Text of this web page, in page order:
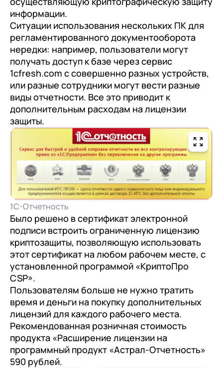
информации.
Ситуации использования нескольких ПК для
регламентированного документооборота
нередки: например, пользователи могут
получать доступ к базе через сервис
1cfresh.com с совершенно разных устройств,
или разные сотрудники могут вести разные
виды отчетности. Все это приводит к
дополнительным расходам на лицензии
защиты.
1С-Отчетность
Было решено в сертификат электронной
подписи встроить ограниченную лицензию
криптозащиты, позволяющую использовать
этот сертификат на любом рабочем месте, с
установленной программой «КриптоПро
CSP».
Пользователям больше не нужно тратить
время и деньги на покупку дополнительных
лицензий для каждого рабочего места.
Рекомендованная розничная стоимость
продукта «Расширение лицензии на
программный продукт «Астрал-Отчетность»
590 рублей.
Переход с Terrasoft CRM на 1С:CRM или
1С-Битрикс 24
документооборот (КЭДО)
1С:Кабинет сотрудника
Внутренний документооборот (СЭД)
1С:Документооборот 8
Управление финансами (FRP)
1С:Управление холдингом
WA:Финансист
Отраслевые решения
Легкая логистика
Бизнес-аналитика (BI)
1С:Аналитика
Управление взаимоотношениями
с клиентами (CRM)
1С:CRM
Лицензии 1С
Сервисы 1С
1С-ЭДО
1С:Контрагент
1С-Отчетность
1С:Фреш
Прочие отрасли
Контакты
Релокация
Грейды
Истории успеха
Отзывы сотрудников